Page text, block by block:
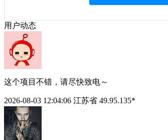
用户动态
这个项目不错，请尽快致电～
2026-08-03 12:04:06 江苏省 49.95.135*